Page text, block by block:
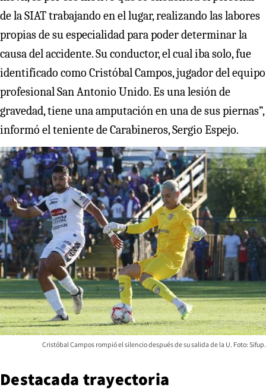
de la SIAT trabajando en el lugar, realizando las labores
propias de su especialidad para poder determinar la
causa del accidente. Su conductor, el cual iba solo, fue
identificado como Cristóbal Campos, jugador del equipo
profesional San Antonio Unido. Es una lesión de
gravedad, tiene una amputación en una de sus piernas”,
informó el teniente de Carabineros, Sergio Espejo.
Cristóbal Campos rompió el silencio después de su salida de la U. Foto: Sifup.
Destacada trayectoria